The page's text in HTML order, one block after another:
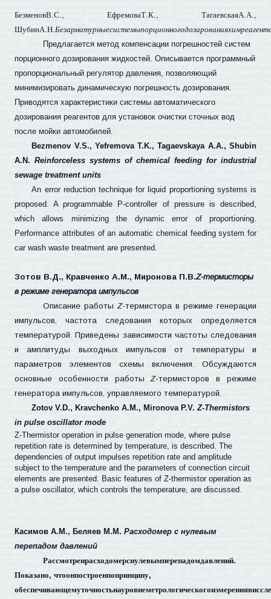
БезменовВ.С., ЕфремоваТ.К., ТагаевскаяА.А.,
ШубинА.Н.Безарматурныесистемыпорционногодозирования
Предлагается метод компенсации погрешностей систем
порционного дозирования жидкостей. Описывается программный
пропорциональный регулятор давления, позволяющий
минимизировать динамическую погрешность дозирования.
Приводятся характеристики системы автоматического
дозирования реагентов для установок очистки сточных вод
после мойки автомобилей.
Bezmenov V.S., Yefremova T.K., Tagaevskaya A.A., Shubin
A.N. Reinforceless systems of chemical feeding for industrial
sewage treatment units
An error reduction technique for liquid proportioning systems is
proposed. A programmable P-controller of pressure is described,
which allows minimizing the dynamic error of proportioning.
Performance attributes of an automatic chemical feeding system for
car wash waste treatment are presented.
Зотов В.Д., Кравченко А.М., Миронова П.В.Z-термисторы
в режиме генератора импульсов
Описание работыZ-термистора в режиме генерации
импульсов, частота следования которых определяется
температурой. Приведены зависимости частоты следования
и амплитуды выходных импульсов от температуры и
параметров элементов схемы включения. Обсуждаются
основные особенности работыZ-термисторов в режиме
генератора импульсов, управляемого температурой.
Zotov V.D., Kravchenko A.M., Mironova P.V.Z-Thermistors
in pulse oscillator mode
Z-Thermistor operation in pulse generation mode, where pulse
repetition rate is determined by temperature, is described. The
dependencies of output impulses repetition rate and amplitude
subject to the temperature and the parameters of connection circuit
elements are presented. Basic features of Z-thermistor operation as
a pulse oscillator, which controls the temperature, are discussed.
Касимов А.М., Беляев М.М. Расходомер с нулевым
перепадом давлений
Рассмотренрасходомерснулевымперепадомдавлений.
Показано, чтоонпостроенпопринципу,
обеспечивающемуточностьнауровнеметрологическогоизмеренияв